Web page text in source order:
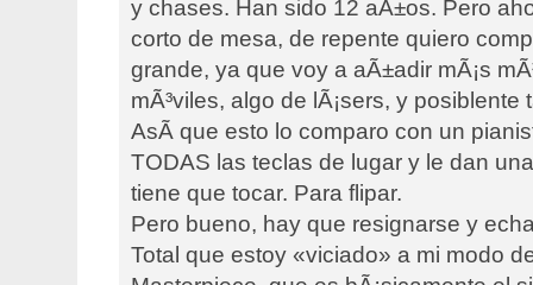
y chases. Han sido 12 aÃ±os. Pero
corto de mesa, de repente quiero
grande, ya que voy a aÃ±adir mÃ¡s
mÃ³viles, algo de lÃ¡sers, y
AsÃ­ que esto lo comparo con un
TODAS las teclas de lugar y le dan
tiene que tocar. Para flipar.
Pero bueno, hay que resignarse y
Total que estoy «viciado» a mi modo